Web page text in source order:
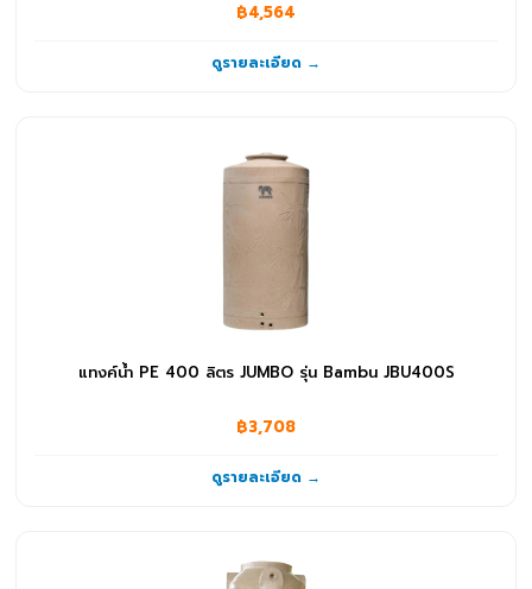
฿4,564
ดูรายละเอียด →
แทงค์น้ำ PE 400 ลิตร JUMBO รุ่น Bambu JBU400S
฿3,708
ดูรายละเอียด →